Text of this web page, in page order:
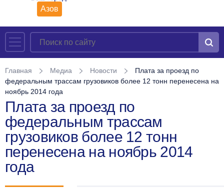
Азов
Главная Медиа Новости
Плата за проезд по
федеральным трассам грузовиков более 12 тонн перенесена на
ноябрь 2014 года
Плата за проезд по
федеральным трассам
грузовиков более 12 тонн
перенесена на ноябрь 2014
года